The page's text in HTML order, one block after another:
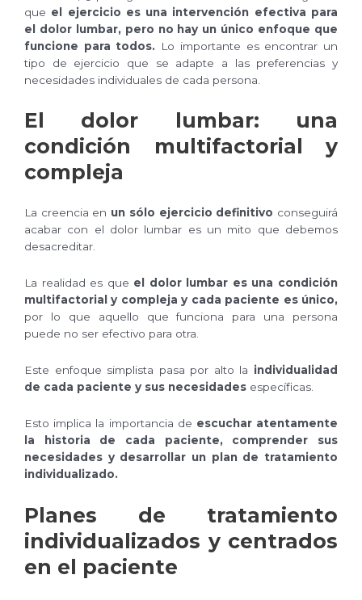
que el ejercicio es una intervención efectiva para
el dolor lumbar, pero no hay un único enfoque que
funcione para todos.
Lo importante es encontrar un
tipo de ejercicio que se adapte a las preferencias y
necesidades individuales de cada persona.
El dolor lumbar: una
condición multifactorial y
compleja
La creencia en un sólo ejercicio definitivo conseguirá
acabar con el dolor lumbar es un mito que debemos
desacreditar.
La realidad es que el dolor lumbar es una condición
multifactorial y compleja y cada paciente es único,
por lo que aquello que funciona para una persona
puede no ser efectivo para otra.
Este enfoque simplista pasa por alto la individualidad
de cada paciente y sus necesidades específicas.
Esto implica la importancia de escuchar atentamente
la historia de cada paciente, comprender sus
necesidades y desarrollar un plan de tratamiento
individualizado.
Planes de tratamiento
individualizados y centrados
en el paciente